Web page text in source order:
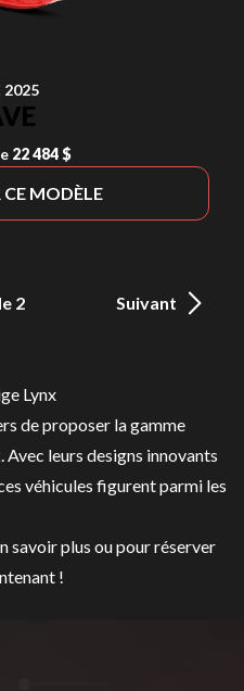
2025
22 484 $
MODÈLE
2 Suivant
Lynx
de proposer la gamme
. Avec leurs designs innovants
véhicules figurent parmi les
savoir plus ou pour réserver
!